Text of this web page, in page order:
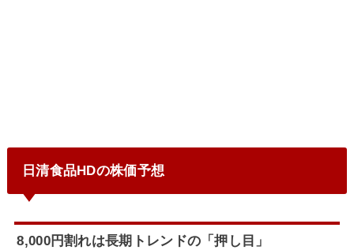
日清食品HDの株価予想
8,000円割れは長期トレンドの「押し目」